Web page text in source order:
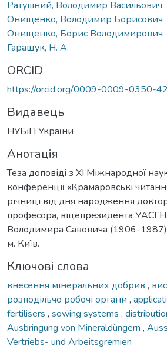
Ратушний, Володимир Васильович
Онищенко, Володимир Борисович
Онищенко, Борис Володимирович
Гаращук, Н. А.
ORCID
https://orcid.org/0009-0009-0350-
Видавець
НУБіП України
Анотація
Теза доповіді з ХІ Міжнародної
конференції «Крамаровські
річниці від дня народження
професора, віцепрезидента
Володимира Савовича (1906-
м. Київ.
Ключові слова
внесення мінеральних добрив ,
розподільчо робочі органи ,
fertilisers , sowing systems ,
Ausbringung von Mineraldüngern ,
Vertriebs- und Arbeitsgremien